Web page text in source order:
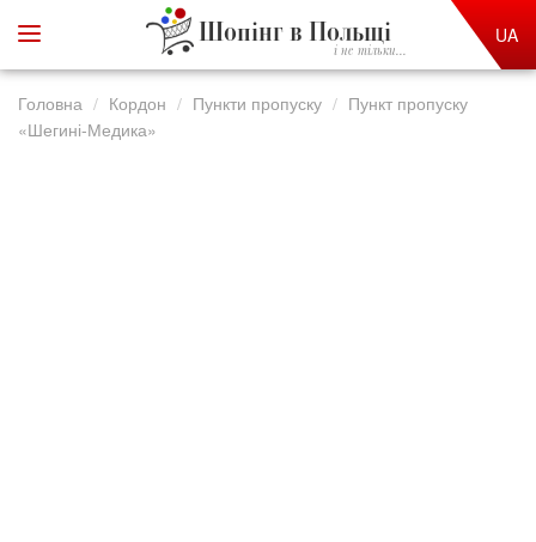
Шопінг в Польщі
і не тільки...
UA
Головна Кордон Пункти пропуску
Пункт пропуску
«Шегині-Медика»